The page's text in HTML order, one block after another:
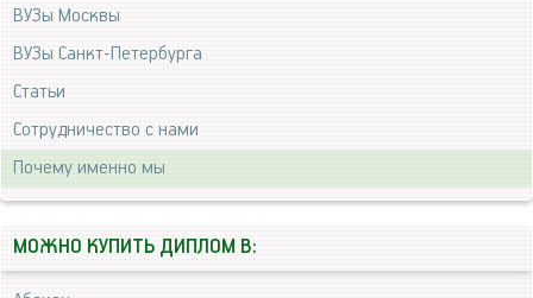
ВУЗы Москвы
ВУЗы Санкт-Петербурга
Статьи
Сотрудничество с нами
Почему именно мы
МОЖНО КУПИТЬ ДИПЛОМ В: